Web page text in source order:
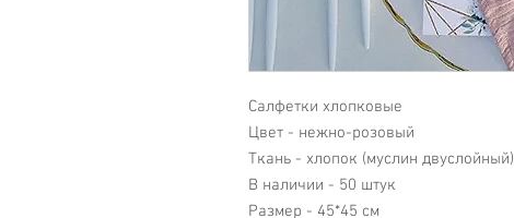
Салфетки хлопковые
Цвет - нежно-розовый
Ткань - хлопок (муслин двуслойный)
В наличии - 50 штук
Размер - 45*45 см